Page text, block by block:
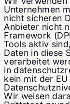
Unternehmen
nicht sicheren
Anbieter nicht
Framework
Tools aktiv
Daten in diese
verarbeitet
in
kein mit der
Wir weisen